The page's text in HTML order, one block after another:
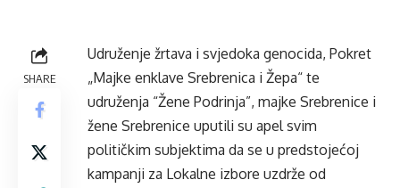
SHARE
Udruženje žrtava i svjedoka genocida, Pokret
„Majke enklave Srebrenica i Žepa“ te
udruženja “Žene Podrinja”, majke Srebrenice i
žene Srebrenice uputili su apel svim
političkim subjektima da se u predstojećoj
kampanji za Lokalne izbore uzdrže od